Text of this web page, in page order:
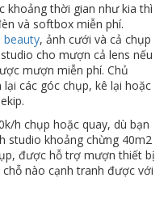
khoảng thời gian như kia thì
và softbox miễn phí.
beauty, ảnh cưới và cả chụp
cho mượn cả lens nếu
mượn miễn phí. Chủ
các góc chụp, kê lại hoặc
h chụp hoặc quay, dù bạn
studio khoảng chừng 40m2
được hỗ trợ mượn thiết bị
nào cạnh tranh được với